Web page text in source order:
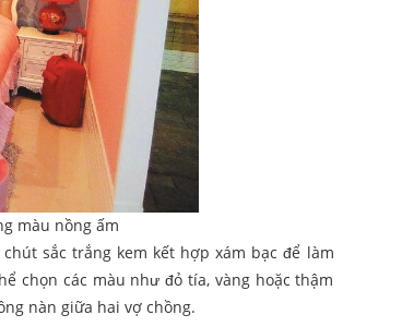
màu nồng ấm
sắc trắng kem kết hợp xám bạc để làm
chọn các màu như đỏ tía, vàng hoặc thậm
nàn giữa hai vợ chồng.